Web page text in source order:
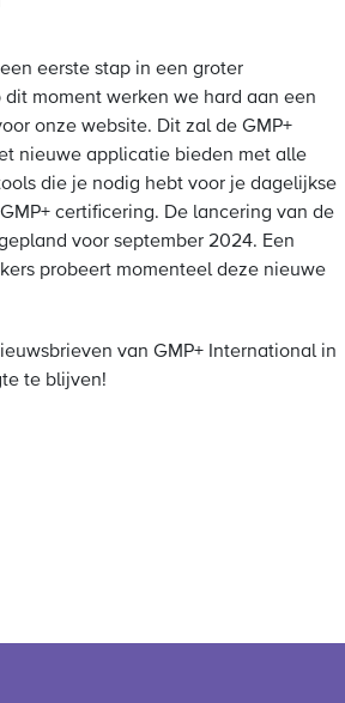
eerste stap in een groter
moment werken we hard aan een
onze website. Dit zal de GMP+
nieuwe applicatie bieden met alle
die je nodig hebt voor je dagelijkse
certificering. De lancering van de
voor september 2024. Een
probeert momenteel deze nieuwe
van GMP+ International in
te blijven!